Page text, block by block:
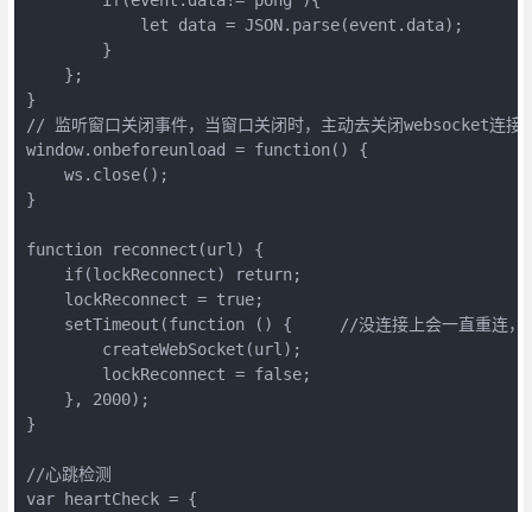
            let data = JSON.parse(event.data);
        }
    };
}
// 监听窗口关闭事件，当窗口关闭时，主动去关闭websocket连
window.onbeforeunload = function() {
    ws.close();
}
function reconnect(url) {
    if(lockReconnect) return;
    lockReconnect = true;
setTimeout(function () {     //没连接上会一直重连，
        createWebSocket(url);
        lockReconnect = false;
    }, 2000);
}
//心跳检测
var heartCheck = {